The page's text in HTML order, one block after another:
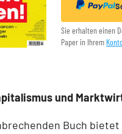
Sie erhalten einen
Paper in Ihrem
und
Buch